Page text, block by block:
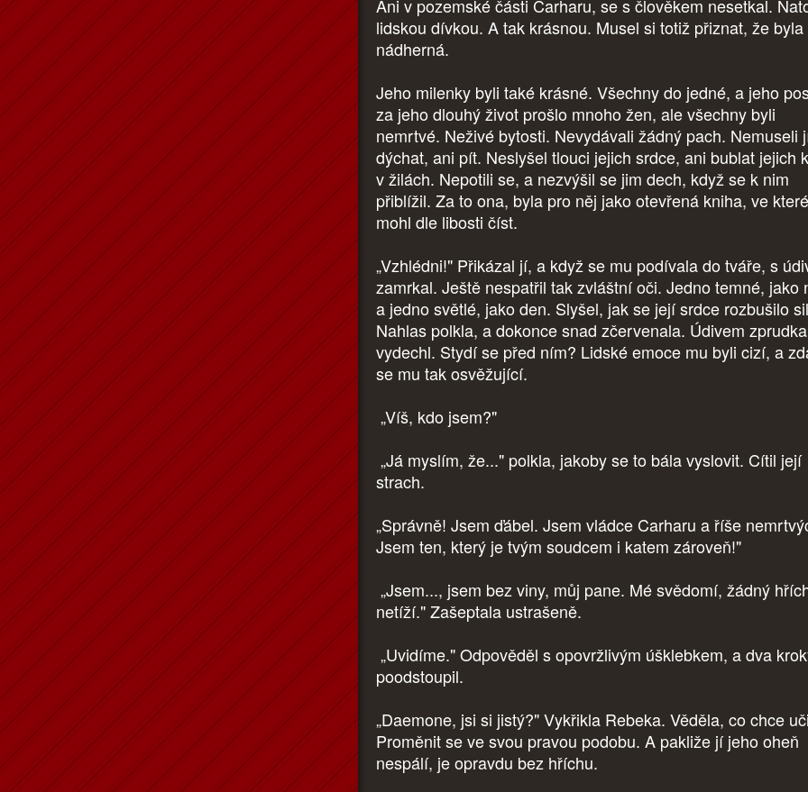
Ani v pozemské části Carharu, se s člověkem nesetkal.
lidskou dívkou. A tak krásnou. Musel si totiž přiznat, že byla
nádherná.
Jeho milenky byli také krásné. Všechny do jedné, a jeho
za jeho dlouhý život prošlo mnoho žen, ale všechny byli
nemrtvé. Neživé bytosti. Nevydávali žádný pach. Nemuseli
dýchat, ani pít. Neslyšel tlouci jejich srdce, ani bublat jejich
v žilách. Nepotili se, a nezvýšil se jim dech, když se k nim
přiblížil. Za to ona, byla pro něj jako otevřená kniha, ve které
mohl dle libosti číst.
„Vzhlédni!" Přikázal jí, a když se mu podívala do tváře, s
zamrkal. Ještě nespatřil tak zvláštní oči. Jedno temné, jako
a jedno světlé, jako den. Slyšel, jak se její srdce rozbušilo
Nahlas polkla, a dokonce snad zčervenala. Údivem zprudka
vydechl. Stydí se před ním? Lidské emoce mu byli cizí, a
se mu tak osvěžující.
„Víš, kdo jsem?"
„Já myslím, že..." polkla, jakoby se to bála vyslovit. Cítil její
strach.
„Správně! Jsem ďábel. Jsem vládce Carharu a říše
Jsem ten, který je tvým soudcem i katem zároveň!"
„Jsem..., jsem bez viny, můj pane. Mé svědomí, žádný
netíží." Zašeptala ustrašeně.
„Uvidíme." Odpověděl s opovržlivým úšklebkem, a dva
poodstoupil.
„Daemone, jsi si jistý?" Vykřikla Rebeka. Věděla, co chce
Proměnit se ve svou pravou podobu. A pakliže jí jeho oheň
nespálí, je opravdu bez hříchu.